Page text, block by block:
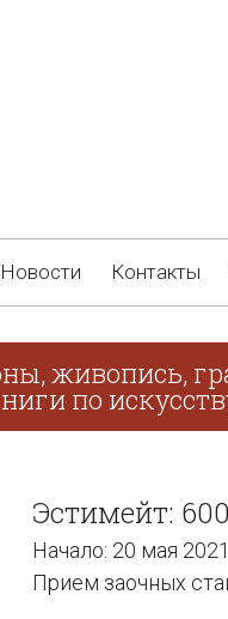
Новости Контакты
живопись,
по
Эстимейт:
Начало: 20 мая
Прием заочных